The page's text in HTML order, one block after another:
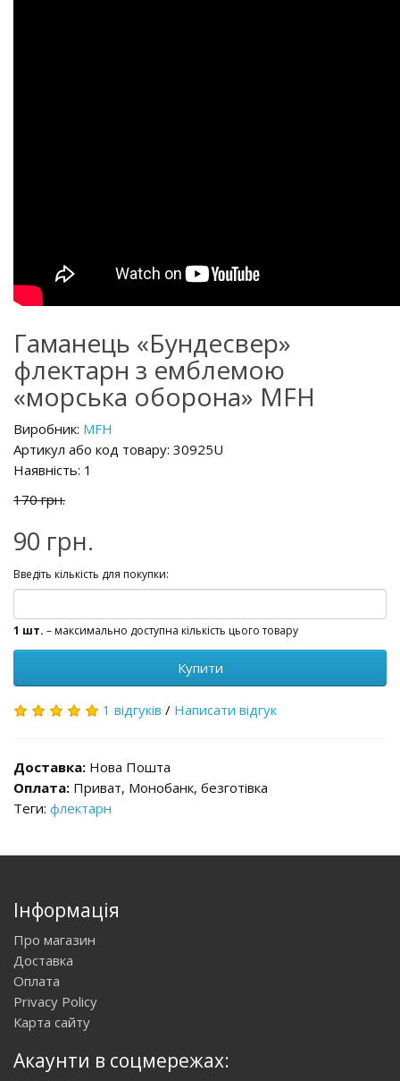
Гаманець «Бундесвер»
флектарн з емблемою
«морська оборона» MFH
Виробник: MFH
Артикул або код товару: 30925U
Наявність: 1
170 грн.
90 грн.
Введіть кількість для покупки:
1 шт. – максимально доступна кількість цього товару
Купити
1 відгуків / Написати відгук
Доставка: Нова Пошта
Оплата: Приват, Монобанк, безготівка
Теги: флектарн
Інформація
Про магазин
Доставка
Оплата
Privacy Policy
Карта сайту
Акаунти в соцмережах: